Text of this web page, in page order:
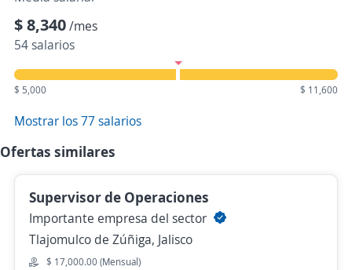
$ 8,340/mes
54 salarios
$ 5,000 $ 11,600
Mostrar los 77 salarios
Ofertas similares
Supervisor de Operaciones
Importante empresa del sector
Tlajomulco de Zúñiga, Jalisco
$ 17,000.00 (Mensual)